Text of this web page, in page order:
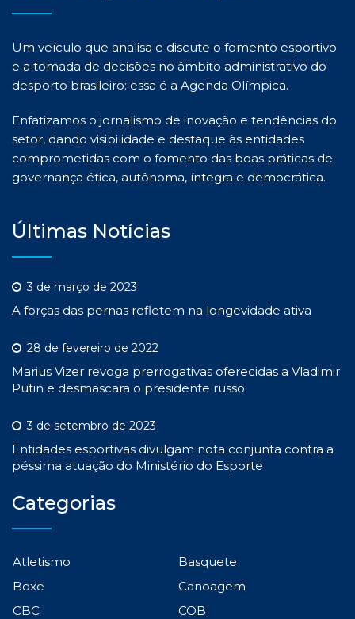
Um veículo que analisa e discute o fomento esportivo
e a tomada de decisões no âmbito administrativo do
desporto brasileiro: essa é a Agenda Olímpica.
Enfatizamos o jornalismo de inovação e tendências do
setor, dando visibilidade e destaque às entidades
comprometidas com o fomento das boas práticas de
governança ética, autônoma, íntegra e democrática.
Últimas Notícias
3 de março de 2023
A forças das pernas refletem na longevidade ativa
28 de fevereiro de 2022
Marius Vizer revoga prerrogativas oferecidas a Vladimir
Putin e desmascara o presidente russo
3 de setembro de 2023
Entidades esportivas divulgam nota conjunta contra a
péssima atuação do Ministério do Esporte
Categorias
Atletismo
Basquete
Boxe
Canoagem
CBC
COB